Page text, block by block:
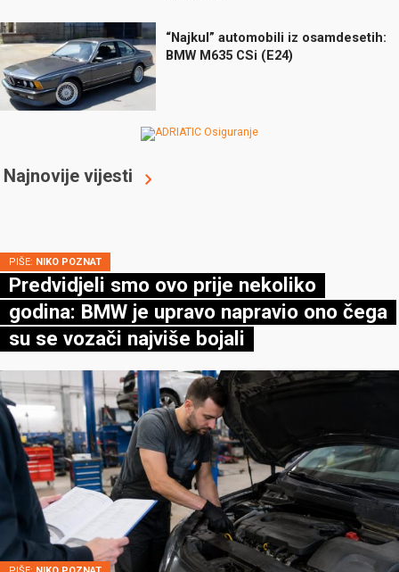
“Najkul” automobili iz osamdesetih:
BMW M635 CSi (E24)
Najnovije vijesti
PIŠE: NIKO POZNAT
Predvidjeli smo ovo prije nekoliko
godina: BMW je upravo napravio ono čega
su se vozači najviše bojali